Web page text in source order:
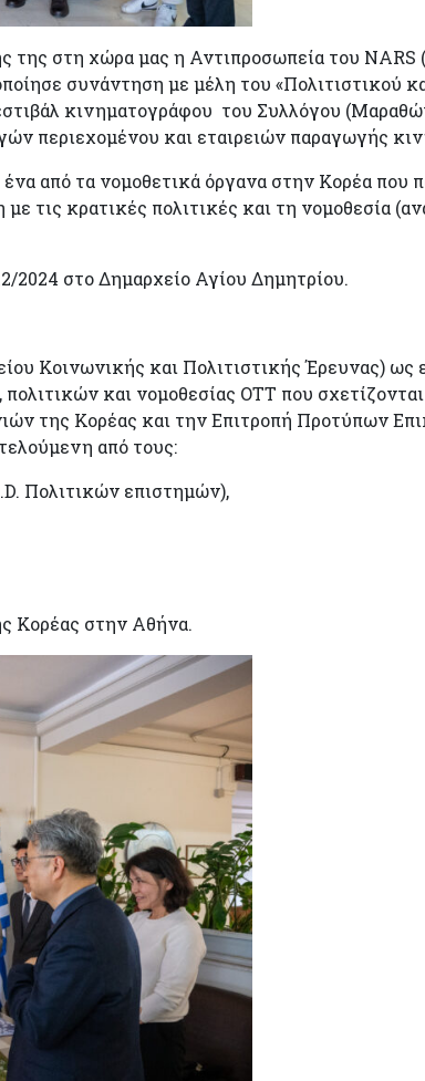
της στη χώρα μας η Αντιπροσωπεία του
συνάντηση με μέλη του «Πολιτιστικού
κινηματογράφου του Συλλόγου
περιεχομένου και εταιρειών παραγωγής
από τα νομοθετικά όργανα στην Κορέα που
τις κρατικές πολιτικές και τη νομοθεσία
2024 στο Δημαρχείο Αγίου Δημητρίου.
Κοινωνικής και Πολιτιστικής Έρευνας) ως
και νομοθεσίας OTT που
της Κορέας και την Επιτροπή Προτύπων
από τους:
Πολιτικών επιστημών),
Κορέας στην Αθήνα.